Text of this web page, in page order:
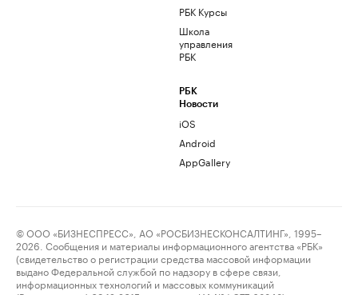
РБК Курсы
Школа
управления
РБК
РБК
Новости
iOS
Android
AppGallery
© ООО «БИЗНЕСПРЕСС», АО «РОСБИЗНЕСКОНСАЛТИНГ», 1995–
2026. Сообщения и материалы информационного агентства «РБК»
(свидетельство о регистрации средства массовой информации
выдано Федеральной службой по надзору в сфере связи,
информационных технологий и массовых коммуникаций